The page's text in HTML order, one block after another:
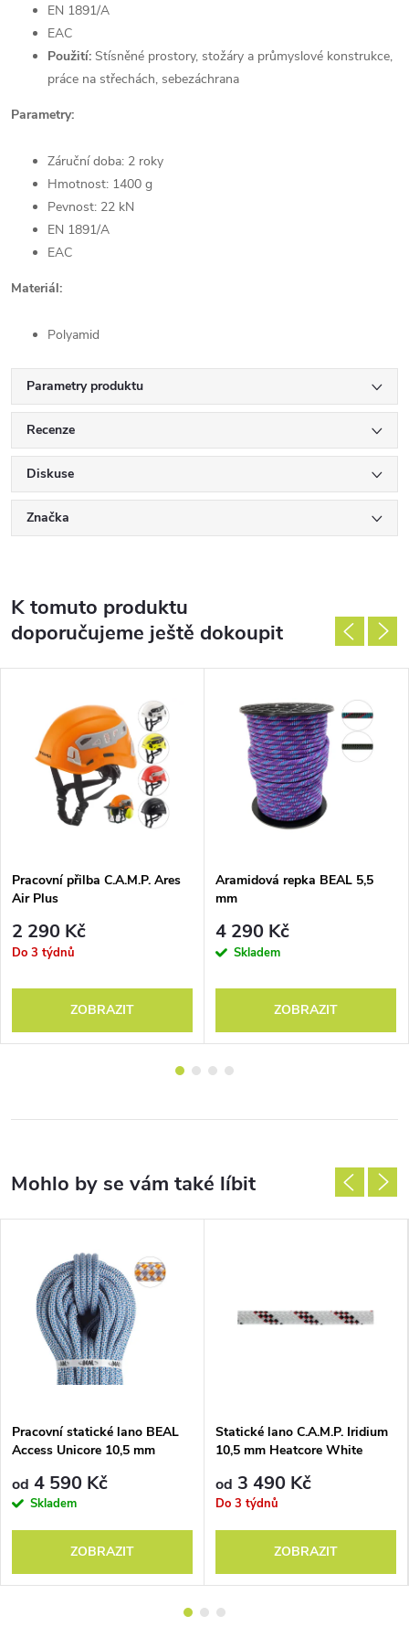
EN 1891/A
EAC
Použití: Stísněné prostory, stožáry a průmyslové konstrukce,
práce na střechách, sebezáchrana
Parametry:
Záruční doba: 2 roky
Hmotnost: 1400 g
Pevnost: 22 kN
EN 1891/A
EAC
Materiál:
Polyamid
Parametry produktu
Recenze
Diskuse
Značka
K tomuto produktu
doporučujeme ještě dokoupit
Pracovní přilba C.A.M.P. Ares
Air Plus
2 290 Kč
Do 3 týdnů
ZOBRAZIT
Aramidová repka BEAL 5,5
mm
4 290 Kč
Skladem
ZOBRAZIT
Pracovní statické lano BEAL
Access Unicore 10,5 mm
od 4 590 Kč
Skladem
ZOBRAZIT
Statické lano C.A.M.P. Iridium
10,5 mm Heatcore White
od 3 490 Kč
Do 3 týdnů
ZOBRAZIT